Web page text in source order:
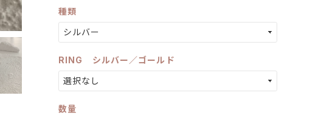
種類
RING シルバー／ゴールド
数量